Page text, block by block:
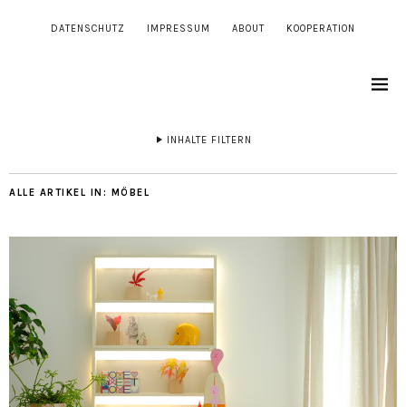
DATENSCHUTZ IMPRESSUM ABOUT KOOPERATION
INHALTE FILTERN
ALLE ARTIKEL IN: MÖBEL